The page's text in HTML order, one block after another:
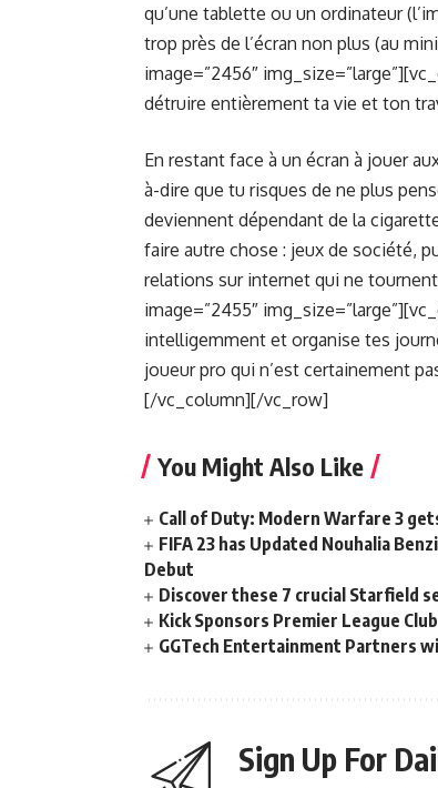
qu’une tablette ou un ordinateur
trop près de l’écran non plus (au
image=”2456″
détruire entièrement ta vie et ton
En restant face à un écran à jouer
à-dire que tu risques de ne plus
deviennent dépendant de la
faire autre chose : jeux de société,
relations sur internet qui ne
image=”2455″
intelligemment et organise tes
joueur pro qui n’est certainement
[/vc_column][/vc_row]
You Might Also Like
Call of Duty: Modern Warfare 3
FIFA 23 has Updated Nouhalia
Debut
Discover these 7 crucial Starfield
Kick Sponsors Premier League
GGTech Entertainment Partners
Sign Up For